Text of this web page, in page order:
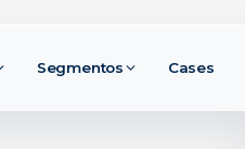
Segmentos Cases